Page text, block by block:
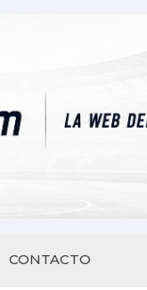
CONTACTO